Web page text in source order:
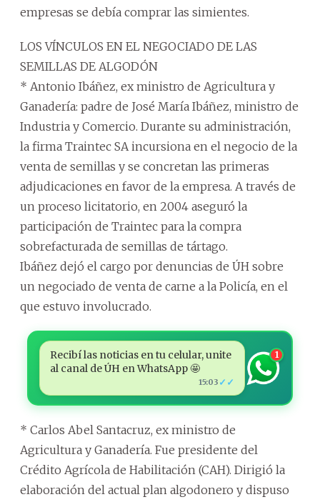
empresas se debía comprar las simientes.
LOS VÍNCULOS EN EL NEGOCIADO DE LAS
SEMILLAS DE ALGODÓN
* Antonio Ibáñez, ex ministro de Agricultura y
Ganadería: padre de José María Ibáñez, ministro de
Industria y Comercio. Durante su administración,
la firma Traintec SA incursiona en el negocio de la
venta de semillas y se concretan las primeras
adjudicaciones en favor de la empresa. A través de
un proceso licitatorio, en 2004 aseguró la
participación de Traintec para la compra
sobrefacturada de semillas de tártago.
Ibáñez dejó el cargo por denuncias de ÚH sobre
un negociado de venta de carne a la Policía, en el
que estuvo involucrado.
Recibí las noticias en tu celular, unite
al canal de ÚH en WhatsApp 🤩
15:03 ✓✓
1
* Carlos Abel Santacruz, ex ministro de
Agricultura y Ganadería. Fue presidente del
Crédito Agrícola de Habilitación (CAH). Dirigió la
elaboración del actual plan algodonero y dispuso